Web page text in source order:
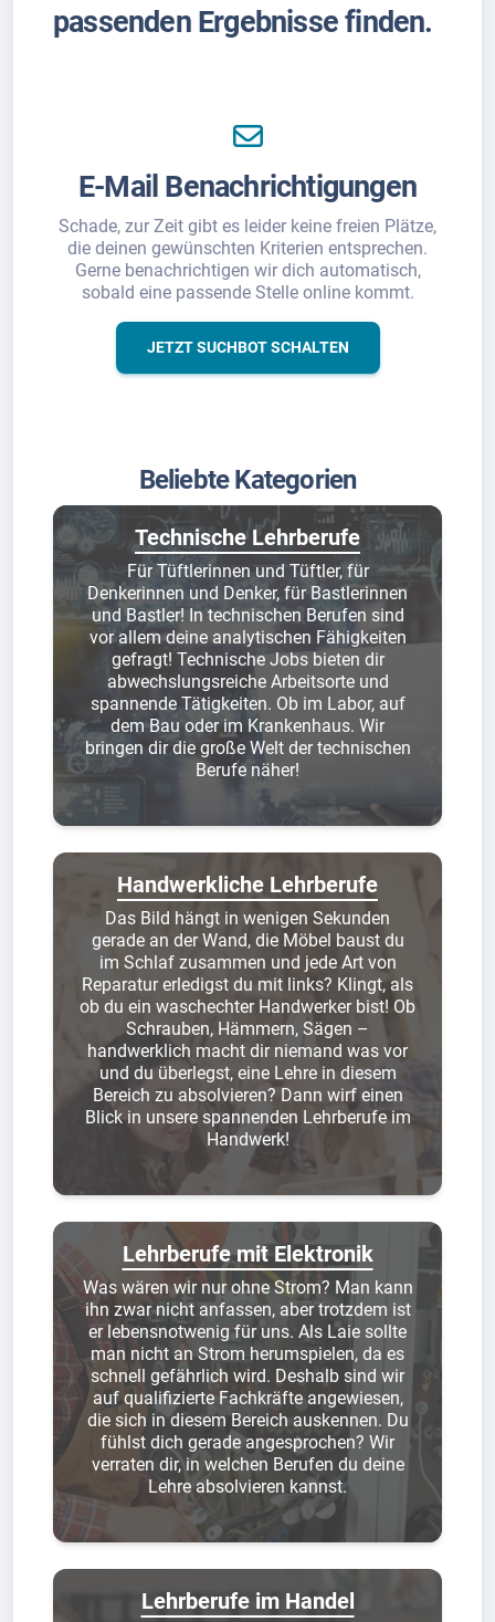
passenden Ergebnisse finden.
E-Mail Benachrichtigungen
Schade, zur Zeit gibt es leider keine freien Plätze,
die deinen gewünschten Kriterien entsprechen.
Gerne benachrichtigen wir dich automatisch,
sobald eine passende Stelle online kommt.
JETZT SUCHBOT SCHALTEN
Beliebte Kategorien
Technische Lehrberufe
Für Tüftlerinnen und Tüftler, für
Denkerinnen und Denker, für Bastlerinnen
und Bastler! In technischen Berufen sind
vor allem deine analytischen Fähigkeiten
gefragt! Technische Jobs bieten dir
abwechslungsreiche Arbeitsorte und
spannende Tätigkeiten. Ob im Labor, auf
dem Bau oder im Krankenhaus. Wir
bringen dir die große Welt der technischen
Berufe näher!
Handwerkliche Lehrberufe
Das Bild hängt in wenigen Sekunden
gerade an der Wand, die Möbel baust du
im Schlaf zusammen und jede Art von
Reparatur erledigst du mit links? Klingt, als
ob du ein waschechter Handwerker bist! Ob
Schrauben, Hämmern, Sägen –
handwerklich macht dir niemand was vor
und du überlegst, eine Lehre in diesem
Bereich zu absolvieren? Dann wirf einen
Blick in unsere spannenden Lehrberufe im
Handwerk!
Lehrberufe mit Elektronik
Was wären wir nur ohne Strom? Man kann
ihn zwar nicht anfassen, aber trotzdem ist
er lebensnotwenig für uns. Als Laie sollte
man nicht an Strom herumspielen, da es
schnell gefährlich wird. Deshalb sind wir
auf qualifizierte Fachkräfte angewiesen,
die sich in diesem Bereich auskennen. Du
fühlst dich gerade angesprochen? Wir
verraten dir, in welchen Berufen du deine
Lehre absolvieren kannst.
Lehrberufe im Handel